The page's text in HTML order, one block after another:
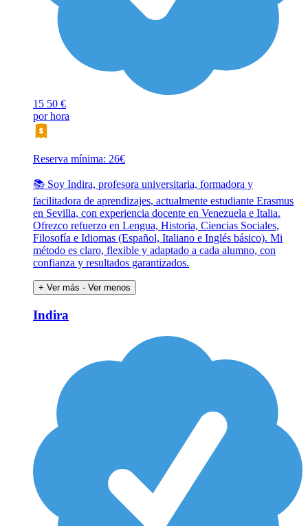
15 50 €
por hora
Reserva mínima: 26€
📚 Soy Indira, profesora universitaria, formadora y
facilitadora de aprendizajes, actualmente estudiante Erasmus
en Sevilla, con experiencia docente en Venezuela e Italia.
Ofrezco refuerzo en Lengua, Historia, Ciencias Sociales,
Filosofía e Idiomas (Español, Italiano e Inglés básico). Mi
método es claro, flexible y adaptado a cada alumno, con
confianza y resultados garantizados.
+ Ver más - Ver menos
Indira